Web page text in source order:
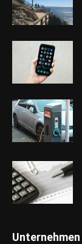
Unternehmen